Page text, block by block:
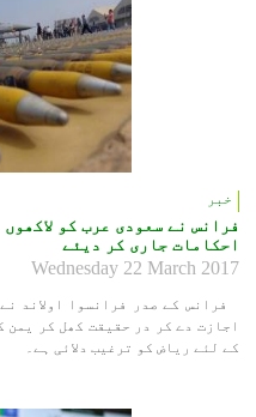
خبر
فرانس نے سعودی عرب کو
احکامات جاری کر دیئے
Wednesday 22 March 2017
فرانس کے صدر فرانسوا اولاند
اجازت دے کر در حقیقت کھل کر یمن
کے لئے ریاض کو ترغیب دلائی ہے۔